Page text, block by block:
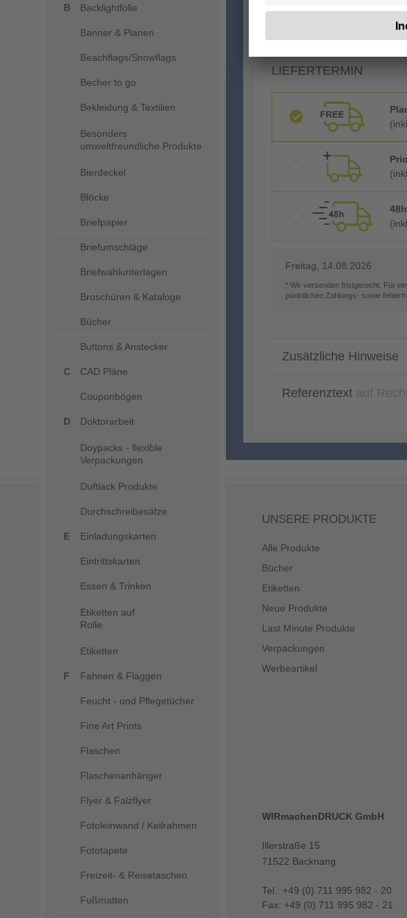
Backlightfolie
Banner & Planen
Beachflags/Snowflags
Becher to go
Bekleidung & Textilien
Besonders
umweltfreundliche Produkte
Bierdeckel
Blöcke
Briefpapier
Briefumschläge
Briefwahlunterlagen
Broschüren & Kataloge
Bücher
Buttons & Anstecker
CAD Pläne
Couponbögen
Doktorarbeit
Doypacks - flexible
Verpackungen
Duftlack Produkte
Durchschreibesätze
Einladungskarten
Eintrittskarten
Essen & Trinken
Etiketten auf
Rolle
Etiketten
Fahnen & Flaggen
Feucht - und Pflegetücher
Fine Art Prints
Flaschen
Flaschenanhänger
Flyer & Falzflyer
Fotoleinwand / Keilrahmen
Fototapete
Freizeit- & Reisetaschen
Fußmatten
Foliendeckblatt
LIEFERTERMIN
Freitag, 14.08.2026
* Wir versenden fristgerecht. Für
pünktlichen Zahlungs- sowie
Zusätzliche Hinweise
Referenztext
UNSERE PRODUKTE
Alle Produkte
Bücher
Etiketten
Neue Produkte
Last Minute Produkte
Verpackungen
Werbeartikel
WIRmachenDRUCK GmbH
Illerstraße 15
71522 Backnang
Tel.: +49 (0) 711 995 982 - 20
Fax: +49 (0) 711 995 982 - 21